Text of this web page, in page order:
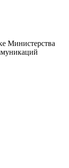
Министерства